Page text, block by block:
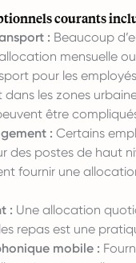
courants
: Beaucoup
mensuelle
pour les
les zones
être
: Certains
des postes de haut
fournir une
: Une allocation
repas est une
mobile :